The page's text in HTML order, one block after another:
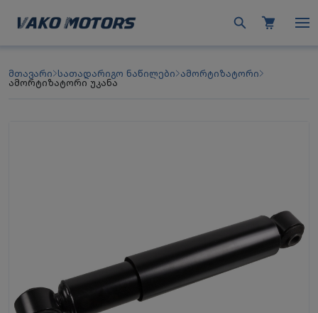
მთავარი სათადარიგო ნაწილები ამორტიზატორი
ამორტიზატორი უკანა